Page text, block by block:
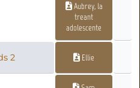
Aubrey, la
treant
adolescente
2 Ellie